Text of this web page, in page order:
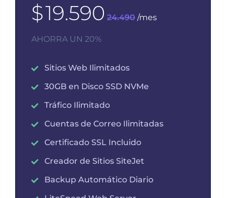
$19.590 24.490 /mes
AHORRA UN 20%
Sitios Web Ilimitados
30GB en Disco SSD NVMe
Tráfico Ilimitado
Cuentas de Correo Ilimitadas
Certificado SSL Incluido
Creador de Sitios SiteJet
Backup Automático Diario